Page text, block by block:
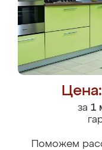
за 1
Поможем